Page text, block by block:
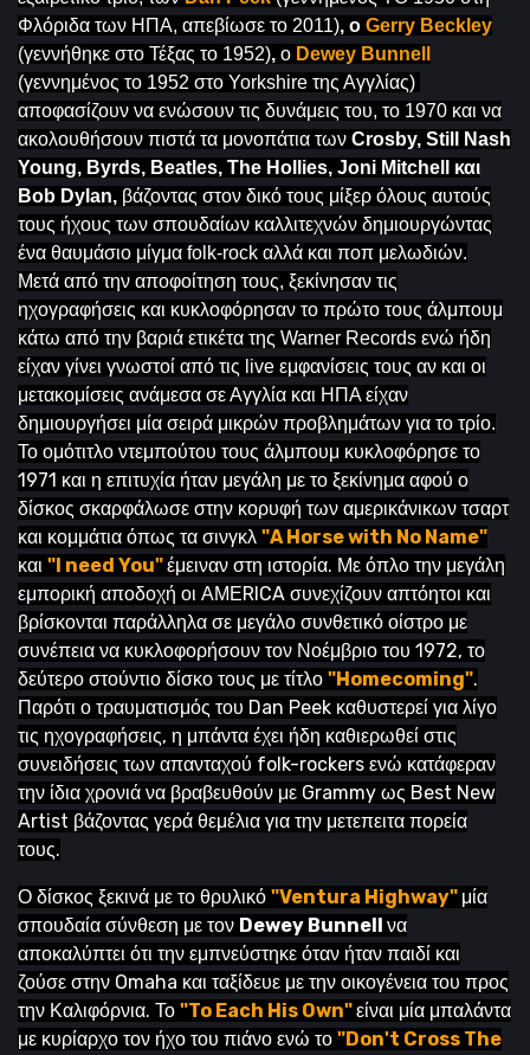
Φλόριδα των ΗΠΑ, απεβίωσε το 2011), ο Gerry Beckley
(γεννήθηκε στο Τέξας το 1952), ο Dewey Bunnell
(γεννημένος το 1952 στο Yorkshire της Αγγλίας)
αποφασίζουν να ενώσουν τις δυνάμεις του, το 1970 και να
ακολουθήσουν πιστά τα μονοπάτια των Crosby, Still Nash
Young, Byrds, Beatles, The Hollies, Joni Mitchell και
Bob Dylan, βάζοντας στον δικό τους μίξερ όλους αυτούς
τους ήχους των σπουδαίων καλλιτεχνών δημιουργώντας
ένα θαυμάσιο μίγμα folk-rock αλλά και ποπ μελωδιών.
Μετά από την αποφοίτηση τους, ξεκίνησαν τις
ηχογραφήσεις και κυκλοφόρησαν το πρώτο τους άλμπουμ
κάτω από την βαριά ετικέτα της Warner Records ενώ ήδη
είχαν γίνει γνωστοί από τις live εμφανίσεις τους αν και οι
μετακομίσεις ανάμεσα σε Αγγλία και ΗΠΑ είχαν
δημιουργήσει μία σειρά μικρών προβλημάτων για το τρίο.
Το ομότιτλο ντεμπούτου τους άλμπουμ κυκλοφόρησε το
1971 και η επιτυχία ήταν μεγάλη με το ξεκίνημα αφού ο
δίσκος σκαρφάλωσε στην κορυφή των αμερικάνικων τσαρτ
και κομμάτια όπως τα σινγκλ "A Horse with No Name"
και "I need You"έμειναν στη ιστορία. Με όπλο την μεγάλη
εμπορική αποδοχή οι ΑΜΕRICA συνεχίζουν απτόητοι και
βρίσκονται παράλληλα σε μεγάλο συνθετικό οίστρο με
συνέπεια να κυκλοφορήσουν τον Νοέμβριο του 1972, το
δεύτερο στούντιο δίσκο τους με τίτλο "Homecoming".
Παρότι ο τραυματισμός του Dan Peek καθυστερεί για λίγο
τις ηχογραφήσεις, η μπάντα έχει ήδη καθιερωθεί στις
συνειδήσεις των απανταχού folk-rockers ενώ κατάφεραν
την ίδια χρονιά να βραβευθούν με Grammy ως Best New
Artist βάζοντας γερά θεμέλια για την μετεπειτα πορεία
τους.
Ο δίσκος ξεκινά με το θρυλικό "Ventura Highway" μία
σπουδαία σύνθεση με τον Dewey Bunnell να
αποκαλύπτει ότι την εμπνεύστηκε όταν ήταν παιδί και
ζούσε στην Omaha και ταξίδευε με την οικογένεια του προς
την Καλιφόρνια. Το "To Each His Own"είναι μία μπαλάντα
με κυρίαρχο τον ήχο του πιάνο ενώ το "Don't Cross The